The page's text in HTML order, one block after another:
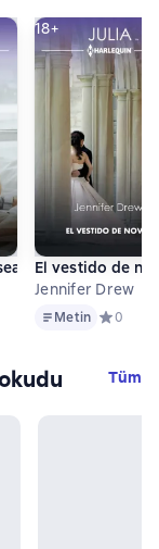
0 на основе 0
18+
El vestido de
Jennifer Drew
MetinMetin Средний
0
Tüm